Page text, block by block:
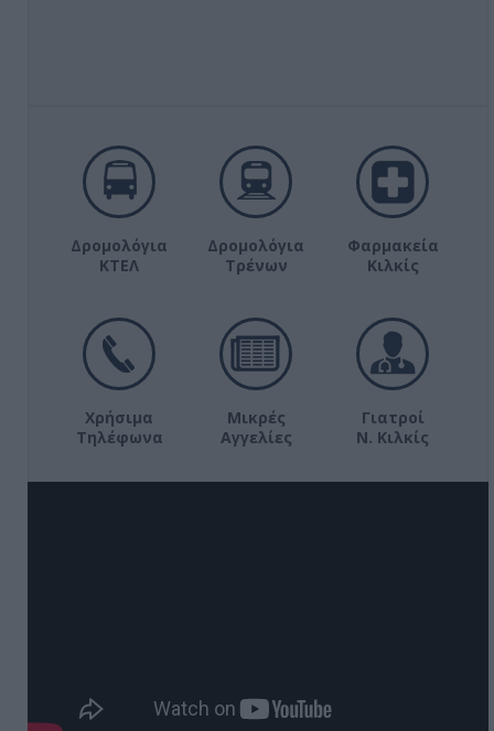
Δρομολόγια
ΚΤΕΛ
Δρομολόγια
Τρένων
Φαρμακεία
Κιλκίς
Χρήσιμα
Τηλέφωνα
Μικρές
Αγγελίες
Γιατροί
Ν. Κιλκίς